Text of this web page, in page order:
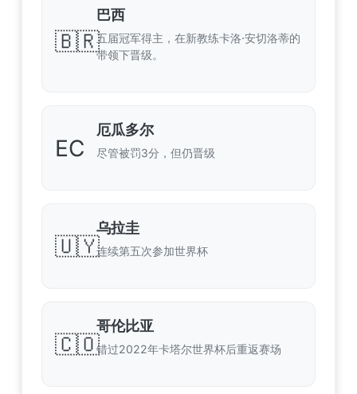
🇧🇷
巴西
五届冠军得主，在新教练卡洛·安切洛蒂的
带领下晋级。
EC
厄瓜多尔
尽管被罚3分，但仍晋级
🇺🇾
乌拉圭
连续第五次参加世界杯
🇨🇴
哥伦比亚
错过2022年卡塔尔世界杯后重返赛场